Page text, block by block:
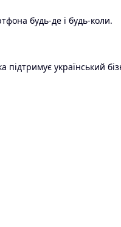
будь-де і будь-коли.
український